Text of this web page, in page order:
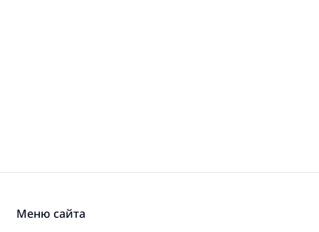
Меню сайта